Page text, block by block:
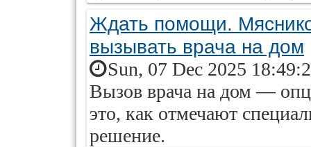
Ждать помощи.
вызывать врача на дом
Sun, 07 Dec 2025
Вызов врача на дом —
это, как отмечают
решение.